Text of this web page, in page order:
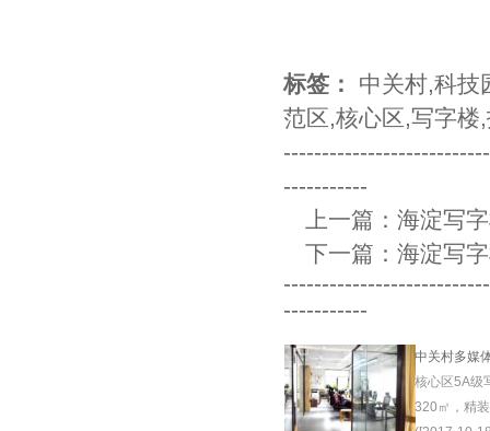
标签： 中关村,科技
范区,核心区,写字楼,
-----------
上一篇：海淀写
下一篇：海淀写
-----------
中关村多媒
核心区5A级
320㎡，精